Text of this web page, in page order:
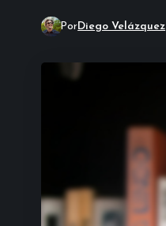
PorDiego Velázquez